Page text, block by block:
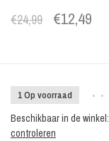
€24,99 €12,49
1 Op voorraad • •
Beschikbaar in de winkel:
controleren